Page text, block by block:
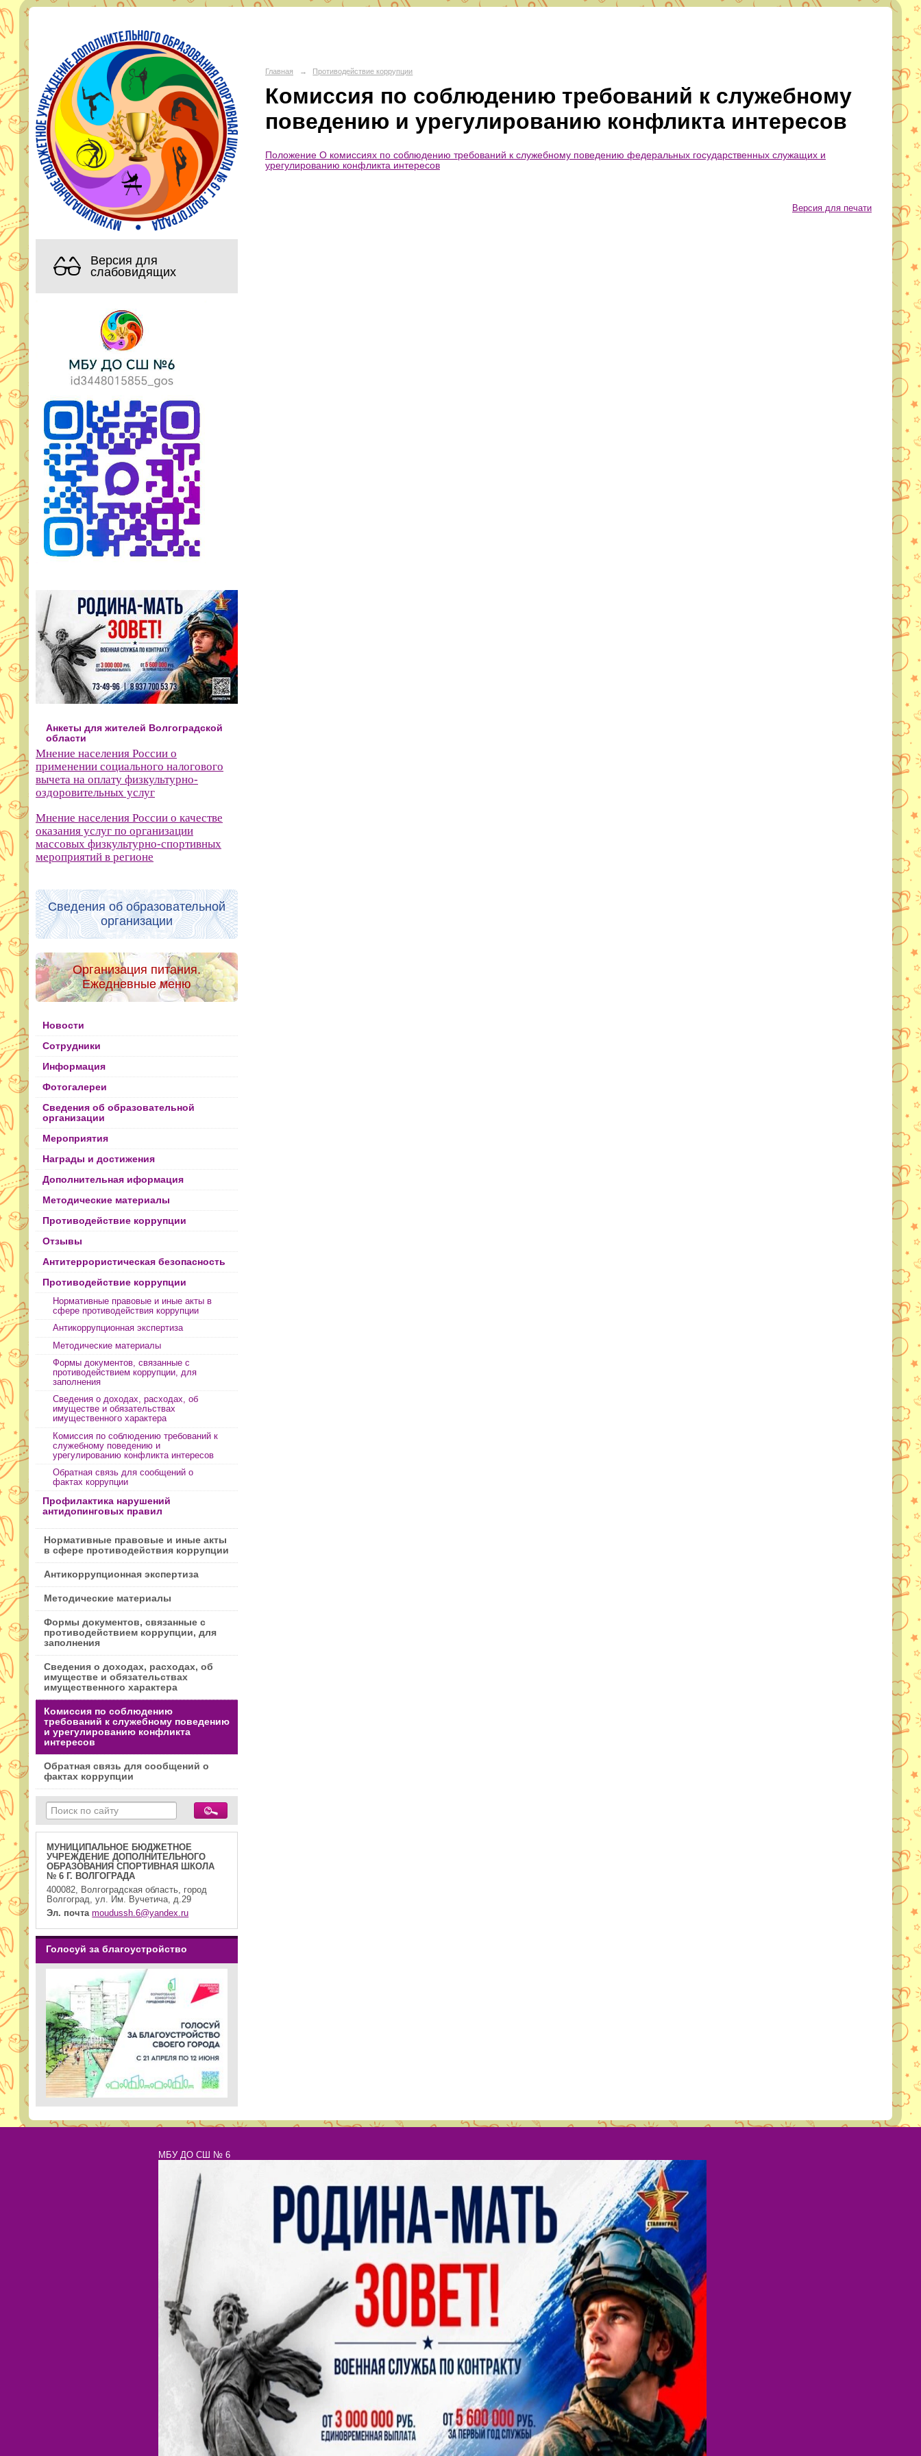
Версия для
слабовидящих
Анкеты для жителей Волгоградской
области
Мнение населения России о
применении социального налогового
вычета на оплату физкультурно-
оздоровительных услуг
Мнение населения России о качестве
оказания услуг по организации
массовых физкультурно-спортивных
мероприятий в регионе
Сведения об образовательной
организации
Организация питания.
Ежедневные меню
Новости
Сотрудники
Информация
Фотогалереи
Сведения об образовательной
организации
Мероприятия
Награды и достижения
Дополнительная иформация
Методические материалы
Противодействие коррупции
Отзывы
Антитеррористическая безопасность
Противодействие коррупции
Нормативные правовые и иные акты в
сфере противодействия коррупции
Антикоррупционная экспертиза
Методические материалы
Формы документов, связанные с
противодействием коррупции, для
заполнения
Сведения о доходах, расходах, об
имуществе и обязательствах
имущественного характера
Комиссия по соблюдению требований к
служебному поведению и
урегулированию конфликта интересов
Обратная связь для сообщений о
фактах коррупции
Профилактика нарушений
антидопинговых правил
Нормативные правовые и иные акты
в сфере противодействия коррупции
Антикоррупционная экспертиза
Методические материалы
Формы документов, связанные с
противодействием коррупции, для
заполнения
Сведения о доходах, расходах, об
имуществе и обязательствах
имущественного характера
Комиссия по соблюдению
требований к служебному поведению
и урегулированию конфликта
интересов
Обратная связь для сообщений о
фактах коррупции
МУНИЦИПАЛЬНОЕ БЮДЖЕТНОЕ
УЧРЕЖДЕНИЕ ДОПОЛНИТЕЛЬНОГО
ОБРАЗОВАНИЯ СПОРТИВНАЯ ШКОЛА
№ 6 Г. ВОЛГОГРАДА
400082, Волгоградская область, город
Волгоград, ул. Им. Вучетича, д.29
Эл. почта moudussh.6@yandex.ru
Голосуй за благоустройство
МБУ ДО СШ № 6
Адрес:город Волгоград, Красноармейский район, 400082 ул. им. Вучетича 29
Эл. почта:sportschool6@volgadmin.ru
Главная → Противодействие коррупции
Комиссия по соблюдению требований к служебному
поведению и урегулированию конфликта интересов
Положение О комиссиях по соблюдению требований к служебному поведению федеральных государственных служащих и
урегулированию конфликта интересов
Версия для печати
МБУ ДО СШ № 6